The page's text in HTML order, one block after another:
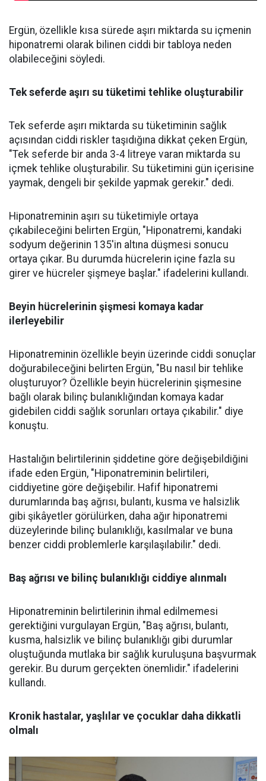
Ergün, özellikle kısa sürede aşırı miktarda su içmenin
hiponatremi olarak bilinen ciddi bir tabloya neden
olabileceğini söyledi.
Tek seferde aşırı su tüketimi tehlike oluşturabilir
Tek seferde aşırı miktarda su tüketiminin sağlık
açısından ciddi riskler taşıdığına dikkat çeken Ergün,
"Tek seferde bir anda 3-4 litreye varan miktarda su
içmek tehlike oluşturabilir. Su tüketimini gün içerisine
yaymak, dengeli bir şekilde yapmak gerekir." dedi.
Hiponatreminin aşırı su tüketimiyle ortaya
çıkabileceğini belirten Ergün, "Hiponatremi, kandaki
sodyum değerinin 135'in altına düşmesi sonucu
ortaya çıkar. Bu durumda hücrelerin içine fazla su
girer ve hücreler şişmeye başlar." ifadelerini kullandı.
Beyin hücrelerinin şişmesi komaya kadar
ilerleyebilir
Hiponatreminin özellikle beyin üzerinde ciddi sonuçlar
doğurabileceğini belirten Ergün, "Bu nasıl bir tehlike
oluşturuyor? Özellikle beyin hücrelerinin şişmesine
bağlı olarak bilinç bulanıklığından komaya kadar
gidebilen ciddi sağlık sorunları ortaya çıkabilir." diye
konuştu.
Hastalığın belirtilerinin şiddetine göre değişebildiğini
ifade eden Ergün, "Hiponatreminin belirtileri,
ciddiyetine göre değişebilir. Hafif hiponatremi
durumlarında baş ağrısı, bulantı, kusma ve halsizlik
gibi şikâyetler görülürken, daha ağır hiponatremi
düzeylerinde bilinç bulanıklığı, kasılmalar ve buna
benzer ciddi problemlerle karşılaşılabilir." dedi.
Baş ağrısı ve bilinç bulanıklığı ciddiye alınmalı
Hiponatreminin belirtilerinin ihmal edilmemesi
gerektiğini vurgulayan Ergün, "Baş ağrısı, bulantı,
kusma, halsizlik ve bilinç bulanıklığı gibi durumlar
oluştuğunda mutlaka bir sağlık kuruluşuna başvurmak
gerekir. Bu durum gerçekten önemlidir." ifadelerini
kullandı.
Kronik hastalar, yaşlılar ve çocuklar daha dikkatli
olmalı